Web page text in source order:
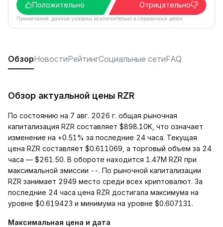
Положительно
Отрицательно
Примечание: данные указаны исключительно в справочных целях.
ОбзорНовостиРейтингСоциальные сетиFAQ
Обзор актуальной цены RZR
По состоянию на 7 авг. 2026 г. общая рыночная
капитализация RZR составляет $898.10K, что означает
изменение на +0.51% за последние 24 часа. Текущая
цена RZR составляет $0.611069, а торговый объем за 24
часа — $261.50. В обороте находится 1.47M RZR при
максимальной эмиссии --. По рыночной капитализации
RZR занимает 2949 место среди всех криптовалют. За
последние 24 часа цена RZR достигала максимума на
уровне $0.619423 и минимума на уровне $0.607131.
Максимальная цена и дата